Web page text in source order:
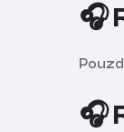
🎧
🎧